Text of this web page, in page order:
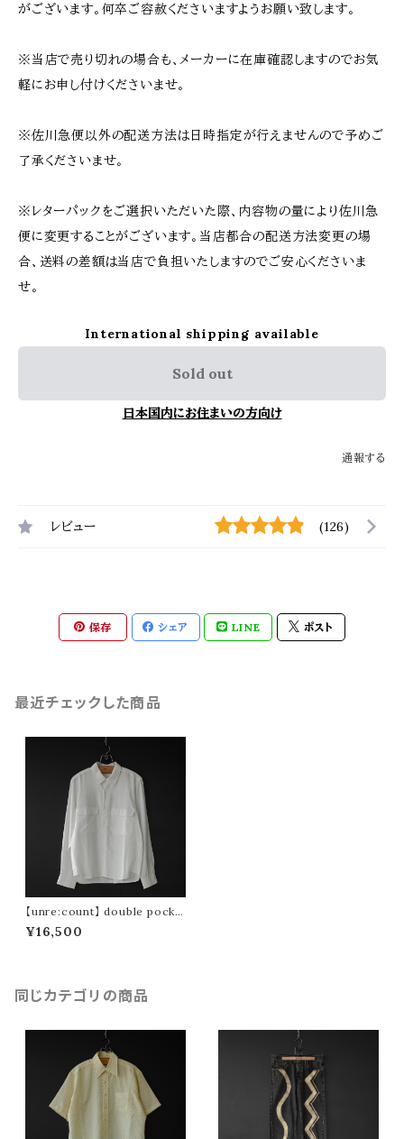
がございます。何卒ご容赦くださいますようお願い致します。
※当店で売り切れの場合も、メーカーに在庫確認しますのでお気
軽にお申し付けくださいませ。
※佐川急便以外の配送方法は日時指定が行えませんので予めご
了承くださいませ。
※レターパックをご選択いただいた際、内容物の量により佐川急
便に変更することがございます。当店都合の配送方法変更の場
合、送料の差額は当店で負担いたしますのでご安心くださいま
せ。
International shipping available
Sold out
日本国内にお住まいの方向け
通報する
レビュー (126)
保存 シェア LINE ポスト
最近チェックした商品
【unre:count】 double pocke
t tencel shirt (off white)
¥16,500
同じカテゴリの商品